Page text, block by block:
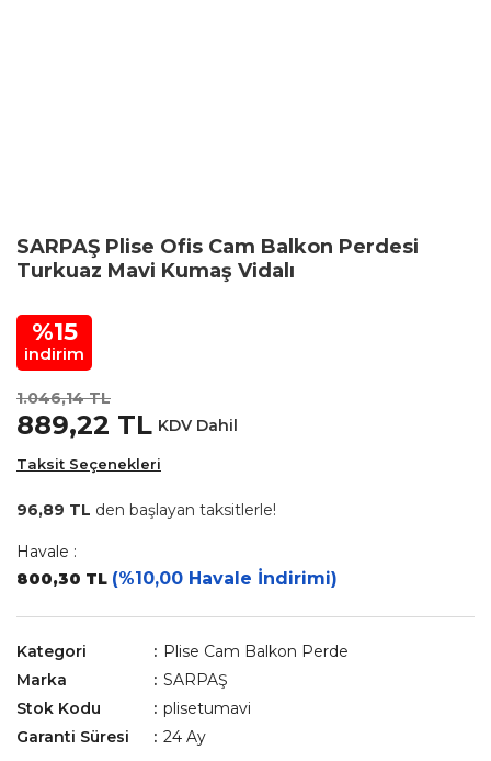
SARPAŞ Plise Ofis Cam Balkon Perdesi
Turkuaz Mavi Kumaş Vidalı
%15
indirim
1.046,14 TL
889,22 TL KDV Dahil
Taksit Seçenekleri
96,89 TL den başlayan taksitlerle!
Havale :
800,30 TL (%10,00 Havale İndirimi)
Kategori
Plise Cam Balkon Perde
Marka
SARPAŞ
Stok Kodu
plisetumavi
Garanti Süresi
24 Ay